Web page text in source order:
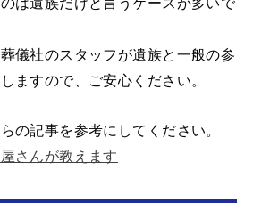
儀社のスタッフが遺族と一般の参
ますので、ご安心ください。
の記事を参考にしてください。
さんが教えます